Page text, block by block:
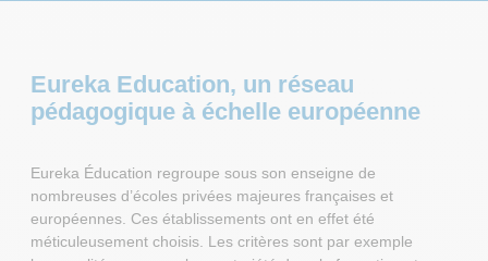
Eureka Education, un réseau
pédagogique à échelle européenne
Eureka Éducation regroupe sous son enseigne de
nombreuses d’écoles privées majeures françaises et
européennes. Ces établissements ont en effet été
méticuleusement choisis. Les critères sont par exemple